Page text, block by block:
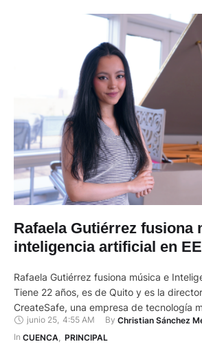
Rafaela Gutiérrez fusiona
inteligencia artificial en
Rafaela Gutiérrez fusiona música e
Tiene 22 años, es de Quito y es la
CreateSafe, una empresa de tecnología
Los Ángeles, en los Estados Unidos
se especializa en integrar la IA para
junio 25, 4:55 AM By Christian Sánchez
In CUENCA PRINCIPAL